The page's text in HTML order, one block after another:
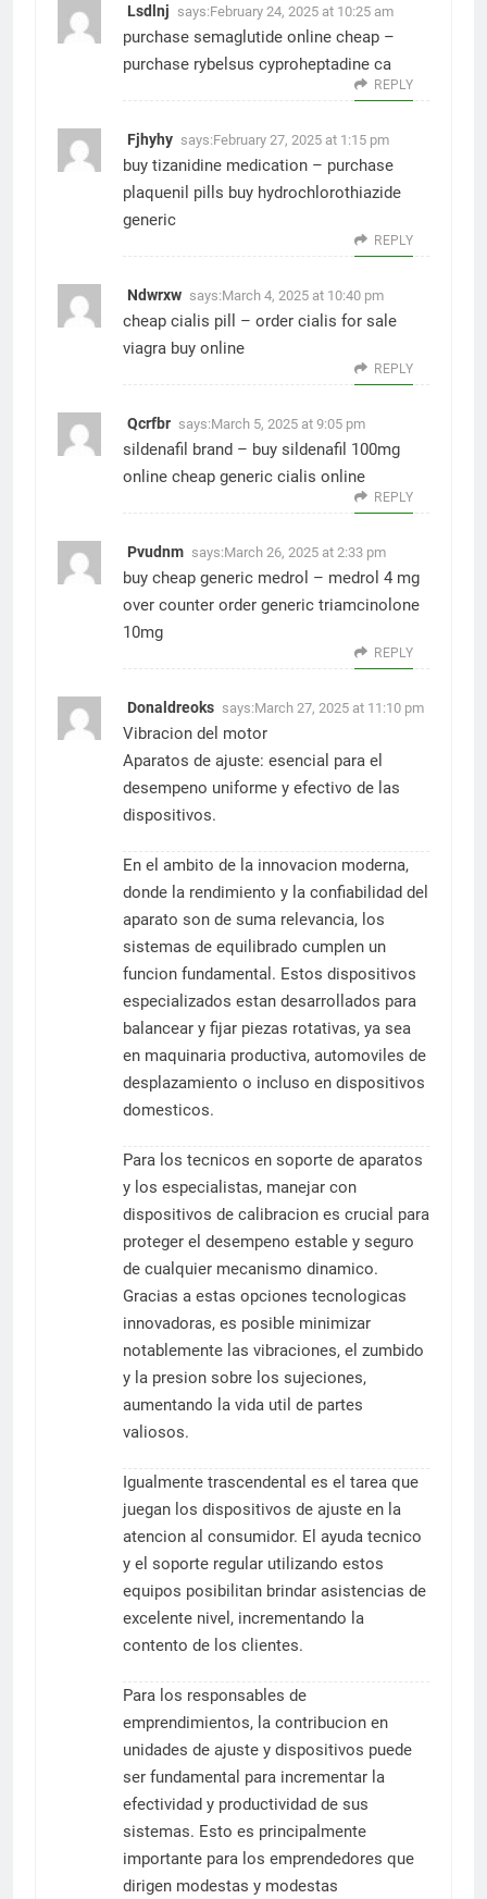
Lsdlnj says:February 24, 2025 at 10:25 am
purchase semaglutide online cheap –
purchase rybelsus cyproheptadine ca
REPLY
Fjhyhy says:February 27, 2025 at 1:15 pm
buy tizanidine medication – purchase
plaquenil pills buy hydrochlorothiazide
generic
REPLY
Ndwrxw says:March 4, 2025 at 10:40 pm
cheap cialis pill – order cialis for sale
viagra buy online
REPLY
Qcrfbr says:March 5, 2025 at 9:05 pm
sildenafil brand – buy sildenafil 100mg
online cheap generic cialis online
REPLY
Pvudnm says:March 26, 2025 at 2:33 pm
buy cheap generic medrol – medrol 4 mg
over counter order generic triamcinolone
10mg
REPLY
Donaldreoks says:March 27, 2025 at 11:10 pm
Vibracion del motor
Aparatos de ajuste: esencial para el
desempeno uniforme y efectivo de las
dispositivos.
En el ambito de la innovacion moderna,
donde la rendimiento y la confiabilidad del
aparato son de suma relevancia, los
sistemas de equilibrado cumplen un
funcion fundamental. Estos dispositivos
especializados estan desarrollados para
balancear y fijar piezas rotativas, ya sea
en maquinaria productiva, automoviles de
desplazamiento o incluso en dispositivos
domesticos.
Para los tecnicos en soporte de aparatos
y los especialistas, manejar con
dispositivos de calibracion es crucial para
proteger el desempeno estable y seguro
de cualquier mecanismo dinamico.
Gracias a estas opciones tecnologicas
innovadoras, es posible minimizar
notablemente las vibraciones, el zumbido
y la presion sobre los sujeciones,
aumentando la vida util de partes
valiosos.
Igualmente trascendental es el tarea que
juegan los dispositivos de ajuste en la
atencion al consumidor. El ayuda tecnico
y el soporte regular utilizando estos
equipos posibilitan brindar asistencias de
excelente nivel, incrementando la
contento de los clientes.
Para los responsables de
emprendimientos, la contribucion en
unidades de ajuste y dispositivos puede
ser fundamental para incrementar la
efectividad y productividad de sus
sistemas. Esto es principalmente
importante para los emprendedores que
dirigen modestas y modestas